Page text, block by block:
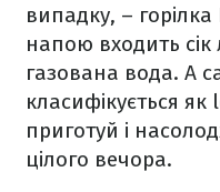
випадку, –
напою входить
газована вода. А
класифікується
приготуй і
цілого вечора.